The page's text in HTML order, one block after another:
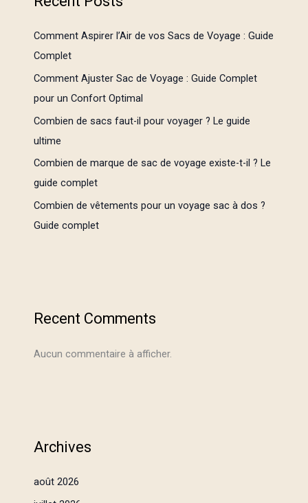
Comment Aspirer l’Air de vos Sacs de Voyage : Guide
Complet
Comment Ajuster Sac de Voyage : Guide Complet
pour un Confort Optimal
Combien de sacs faut-il pour voyager ? Le guide
ultime
Combien de marque de sac de voyage existe-t-il ? Le
guide complet
Combien de vêtements pour un voyage sac à dos ?
Guide complet
Recent Comments
Aucun commentaire à afficher.
Archives
août 2026